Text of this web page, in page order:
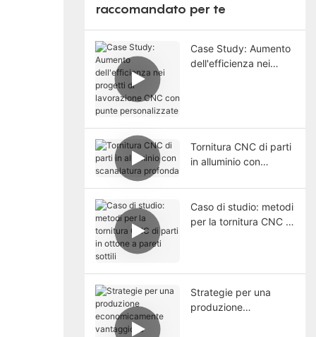
raccomandato per te
Case Study: Aumento
dell'efficienza nei
Tornitura CNC di parti
in alluminio con
Caso di studio: metodi
per la tornitura CNC di
Strategie per una
produzione